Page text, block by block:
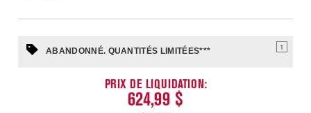
ABANDONNÉ. QUANTITÉS LIMITÉES*** 1
PRIX DE LIQUIDATION:
624,99 $